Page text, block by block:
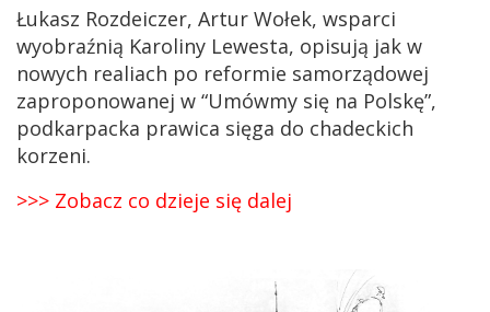
Łukasz Rozdeiczer, Artur Wołek, wsparci
wyobraźnią Karoliny Lewesta, opisują jak w
nowych realiach po reformie samorządowej
zaproponowanej w “Umówmy się na Polskę”,
podkarpacka prawica sięga do chadeckich
korzeni.
>>> Zobacz co dzieje się dalej